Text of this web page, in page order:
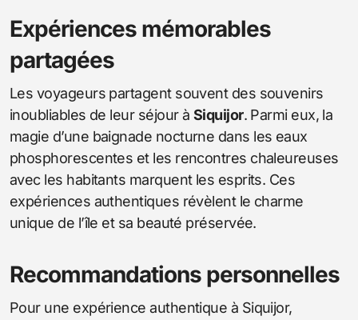
Expériences mémorables
partagées
Les voyageurs partagent souvent des souvenirs
inoubliables de leur séjour à Siquijor. Parmi eux, la
magie d’une baignade nocturne dans les eaux
phosphorescentes et les rencontres chaleureuses
avec les habitants marquent les esprits. Ces
expériences authentiques révèlent le charme
unique de l’île et sa beauté préservée.
Recommandations personnelles
Pour une expérience authentique à Siquijor,